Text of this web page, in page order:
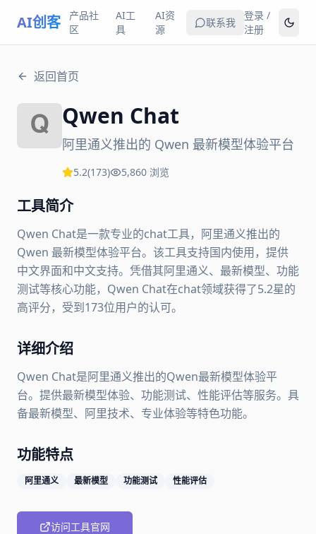
AI创客
产品社
区
AI工
具
AI资
源
联系我
登录 /
注册
返回首页
Qwen Chat
阿里通义推出的 Qwen 最新模型体验平台
5.2(173) 5,860 浏览
工具简介
Qwen Chat是一款专业的chat工具，阿里通义推出的
Qwen 最新模型体验平台。该工具支持国内使用，提供
中文界面和中文支持。凭借其阿里通义、最新模型、功能
测试等核心功能，Qwen Chat在chat领域获得了5.2星的
高评分，受到173位用户的认可。
详细介绍
Qwen Chat是阿里通义推出的Qwen最新模型体验平
台。提供最新模型体验、功能测试、性能评估等服务。具
备最新模型、阿里技术、专业体验等特色功能。
功能特点
阿里通义 最新模型 功能测试 性能评估
访问工具官网